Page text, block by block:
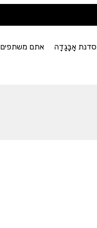
סדנת אָבָּגָדָה אתם משתפים